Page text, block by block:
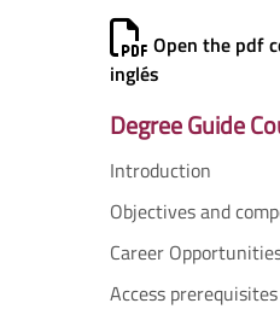
Open the pdf
inglés
Degree Guide
Introduction
Objectives and
Career
Access prerequisites